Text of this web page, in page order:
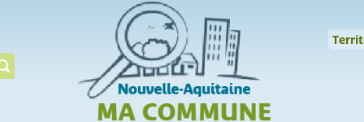
Gérer préserver
Cookies management panel